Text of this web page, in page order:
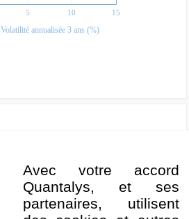
5 10 15
Volatilité annualisée 3 ans (%)
7,66 % Moyen
-11,18 %
Avec votre accord
Quantalys, et ses
partenaires, utilisent